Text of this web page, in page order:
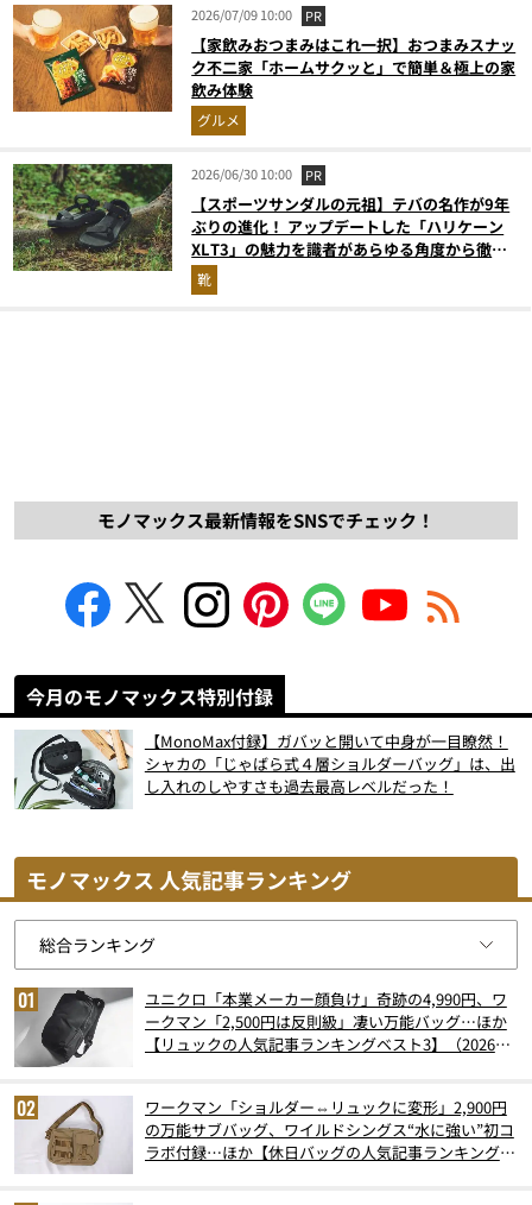
2026/07/09 10:00 PR
【家飲みおつまみはこれ一択】おつまみスナッ
ク不二家「ホームサクッと」で簡単＆極上の家
飲み体験
グルメ
2026/06/30 10:00 PR
【スポーツサンダルの元祖】テバの名作が9年
ぶりの進化！ アップデートした「ハリケーン
XLT3」の魅力を識者があらゆる角度から徹底
解説！
靴
モノマックス最新情報をSNSでチェック！
今月のモノマックス特別付録
【MonoMax付録】ガバッと開いて中身が一目瞭然！
シャカの「じゃばら式４層ショルダーバッグ」は、出
し入れのしやすさも過去最高レベルだった！
モノマックス 人気記事ランキング
ユニクロ「本業メーカー顔負け」奇跡の4,990円、ワ
ークマン「2,500円は反則級」凄い万能バッグ…ほか
【リュックの人気記事ランキングベスト3】（2026年
ワークマン「ショルダー⇔リュックに変形」2,900円
の万能サブバッグ、ワイルドシングス“水に強い”初コ
ラボ付録…ほか【休日バッグの人気記事ランキングベ